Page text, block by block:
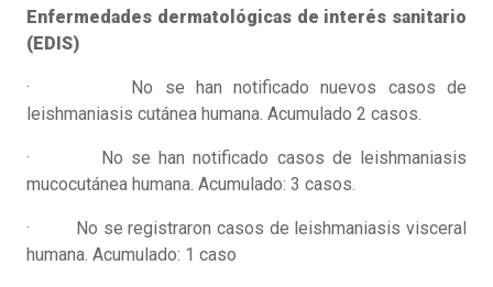
Enfermedades dermatológicas de interés sanitario
(EDIS)
· No se han notificado nuevos casos de
leishmaniasis cutánea humana. Acumulado 2 casos.
· No se han notificado casos de leishmaniasis
mucocutánea humana. Acumulado: 3 casos.
· No se registraron casos de leishmaniasis visceral
humana. Acumulado: 1 caso